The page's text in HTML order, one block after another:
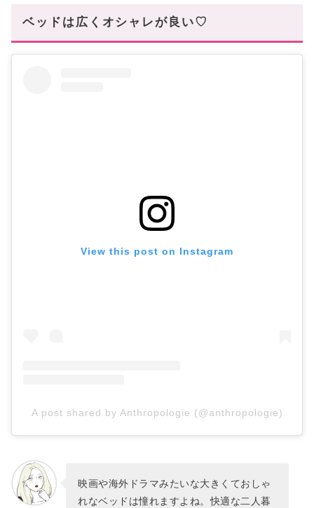
ベッドは広くオシャレが良い♡
View this post on Instagram
A post shared by Anthropologie (@anthropologie)
映画や海外ドラマみたいな大きくておしゃ
れなベッドは憧れますよね。快適な二人暮